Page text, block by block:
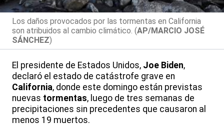
Los daños provocados por las tormentas en California
son atribuidos al cambio climático. (AP/MARCIO JOSÉ
SÁNCHEZ)
El presidente de Estados Unidos, Joe Biden,
declaró el estado de catástrofe grave en
California, donde este domingo están previstas
nuevas tormentas, luego de tres semanas de
precipitaciones sin precedentes que causaron al
menos 19 muertos.